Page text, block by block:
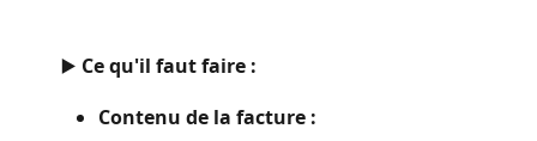
▶️ Ce qu'il faut faire :
Contenu de la facture :